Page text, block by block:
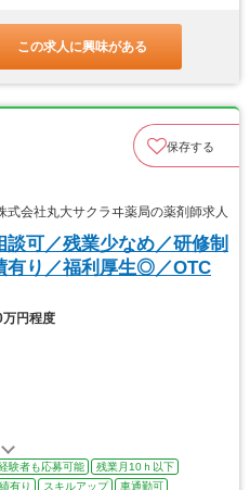
この求人に興味がある
保存する
会社丸大サクラヰ薬局の薬剤師求人
談可／残業少なめ／研修制
有り／福利厚生◎／OTC
万円程度
験者も応募可能
残業月10ｈ以下
有り スキルアップ
車通勤可